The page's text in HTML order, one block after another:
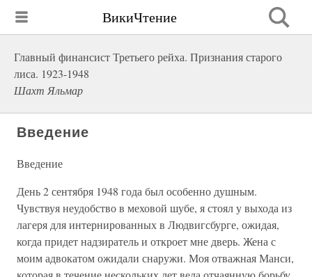
ВикиЧтение
Главный финансист Третьего рейха. Признания старого
лиса. 1923-1948
Шахт Яльмар
Введение
Введение
День 2 сентября 1948 года был особенно душным.
Чувствуя неудобство в меховой шубе, я стоял у выхода из
лагеря для интернированных в Людвигсбурге, ожидая,
когда придет надзиратель и откроет мне дверь. Жена с
моим адвокатом ожидали снаружи. Моя отважная Манси,